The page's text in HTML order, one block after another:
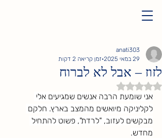
לזוז – אבל לא לברוח
anati303
29 במאי 2025
זמן קריאה 2 דקות
דירוג של NaN מתוך 5 כוכבים
אני שומעת הרבה אנשים שמגיעים אלי
לקליניקה מיואשים מהמצב בארץ. חלקם
מבקשים לעזוב, "לרדת", פשוט להתחיל
מחדש.